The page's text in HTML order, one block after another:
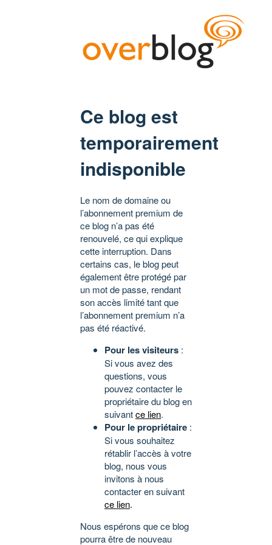
Ce blog est
temporairement
indisponible
Le nom de domaine ou
l’abonnement premium de
ce blog n’a pas été
renouvelé, ce qui explique
cette interruption. Dans
certains cas, le blog peut
également être protégé par
un mot de passe, rendant
son accès limité tant que
l’abonnement premium n’a
pas été réactivé.
Pour les visiteurs :
Si vous avez des
questions, vous
pouvez contacter le
propriétaire du blog en
suivantce lien.
Pour le propriétaire :
Si vous souhaitez
rétablir l’accès à votre
blog, nous vous
invitons à nous
contacter en suivant
ce lien.
Nous espérons que ce blog
pourra être de nouveau